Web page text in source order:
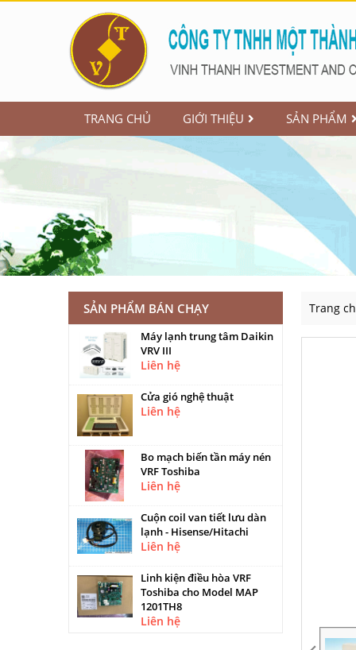
TRANG CHỦ GIỚI THIỆU SẢN PHẨM
SẢN PHẨM BÁN CHẠY
Máy lạnh trung tâm Daikin
VRV III
Liên hệ
Cửa gió nghệ thuật
Liên hệ
Bo mạch biến tần máy nén
VRF Toshiba
Liên hệ
Cuộn coil van tiết lưu dàn
lạnh - Hisense/Hitachi
Liên hệ
Linh kiện điều hòa VRF
Toshiba cho Model MAP
1201TH8
Liên hệ
Trang